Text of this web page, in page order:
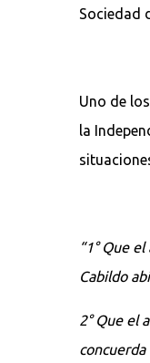
Sociedad
Uno de
la
“1° Que
Cabildo
2° Que el